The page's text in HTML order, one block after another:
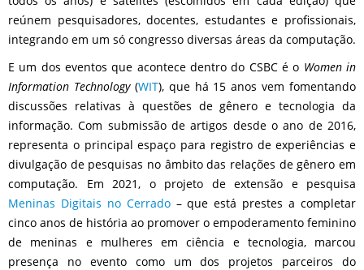
reúnem pesquisadores, docentes, estudantes e profissionais,
integrando em um só congresso diversas áreas da computação.
E um dos eventos que acontece dentro do CSBC é o Women in
Information Technology(WIT), que há 15 anos vem fomentando
discussões relativas à questões de gênero e tecnologia da
informação. Com submissão de artigos desde o ano de 2016,
representa o principal espaço para registro de experiências e
divulgação de pesquisas no âmbito das relações de gênero em
computação. Em 2021, o projeto de extensão e pesquisa
Meninas Digitais no Cerrado– que está prestes a completar
cinco anos de história ao promover o empoderamento feminino
de meninas e mulheres em ciência e tecnologia, marcou
presença no evento como um dos projetos parceiros do